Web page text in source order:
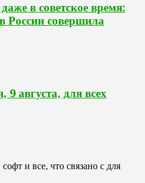
в советское время:
России совершила
9 августа, для всех
и все, что связано с для